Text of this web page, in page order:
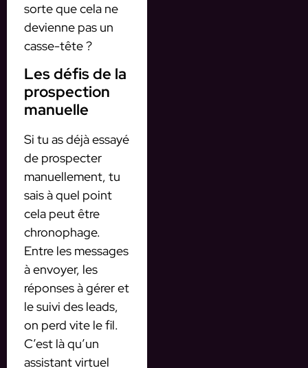
sorte que cela ne
devienne pas un
casse-tête ?
Les défis de la
prospection
manuelle
Si tu as déjà essayé
de prospecter
manuellement, tu
sais à quel point
cela peut être
chronophage.
Entre les messages
à envoyer, les
réponses à gérer et
le suivi des leads,
on perd vite le fil.
C’est là qu’un
assistant virtuel